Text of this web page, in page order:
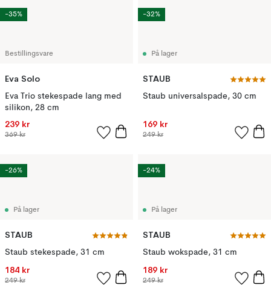
Bestillingsvare
Eva Solo
Eva Trio stekespade lang med
silikon, 28 cm
239 kr
369 kr
-35%
På lager
STAUB
Staub universalspade, 30 cm
169 kr
249 kr
-32%
På lager
STAUB
Staub stekespade, 31 cm
184 kr
249 kr
-26%
På lager
STAUB
Staub wokspade, 31 cm
189 kr
249 kr
-24%